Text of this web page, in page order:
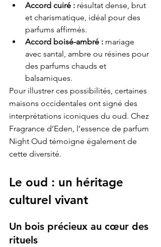
Accord cuiré : résultat dense, brut
et charismatique, idéal pour des
parfums affirmés.
Accord boisé-ambré : mariage
avec santal, ambre ou résines pour
des parfums chauds et
balsamiques.
Pour illustrer ces possibilités, certaines
maisons occidentales ont signé des
interprétations iconiques du oud. Chez
Fragrance d’Eden, l’essence de parfum
Night Oud témoigne également de
cette diversité.
Le oud : un héritage
culturel vivant
Un bois précieux au cœur des
rituels